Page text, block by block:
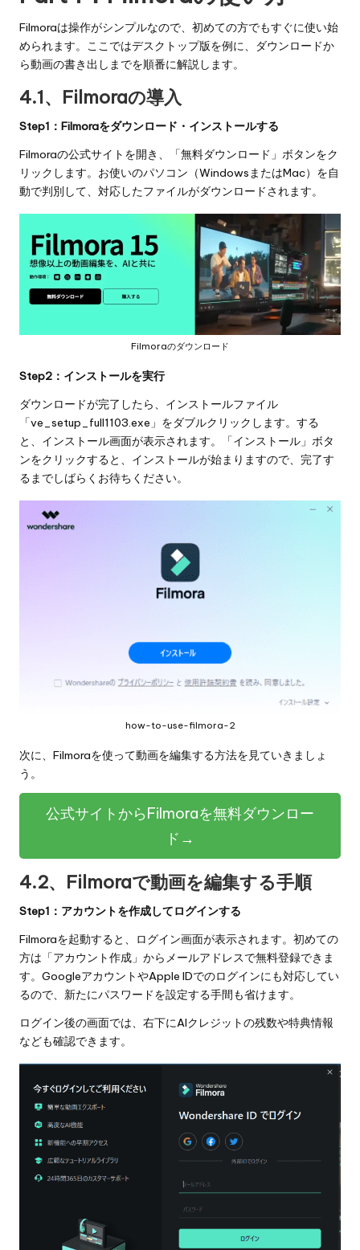
Filmoraは操作がシンプルなので、初めての方でもすぐに使い始
められます。ここではデスクトップ版を例に、ダウンロードか
ら動画の書き出しまでを順番に解説します。
4.1、Filmoraの導入
Step1：Filmoraをダウンロード・インストールする
Filmoraの公式サイト を開き、「無料ダウンロード」ボタンをク
リックします。お使いのパソコン（WindowsまたはMac）を自
動で判別して、対応したファイルがダウンロードされます。
Filmoraのダウンロード
Step2：インストールを実行
ダウンロードが完了したら、インストールファイル
「ve_setup_full1103.exe」をダブルクリックします。する
と、インストール画面が表示されます。「インストール」ボタ
ンをクリックすると、インストールが始まりますので、完了す
るまでしばらくお待ちください。
how-to-use-filmora-2
次に、Filmoraを使って動画を編集する方法を見ていきましょ
う。
公式サイトからFilmoraを無料ダウンロー
ド→
4.2、Filmoraで動画を編集する手順
Step1：アカウントを作成してログインする
Filmoraを起動すると、ログイン画面が表示されます。初めての
方は「アカウント作成」からメールアドレスで無料登録できま
す。GoogleアカウントやApple IDでのログインにも対応してい
るので、新たにパスワードを設定する手間も省けます。
ログイン後の画面では、右下にAIクレジットの残数や特典情報
なども確認できます。